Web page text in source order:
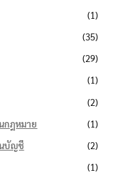
(1)
(35)
(29)
(1)
(2)
กฎหมาย
(1)
นบัญชี
(2)
(1)